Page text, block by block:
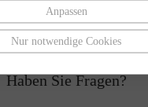
Haben Sie Fragen?
Anpassen
Nur notwendige Cookies